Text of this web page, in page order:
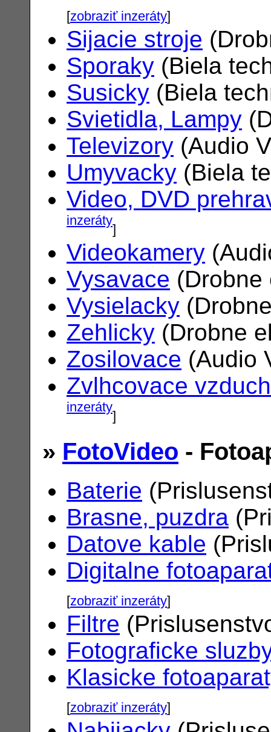
[zobraziť inzeráty]
Sijacie stroje
Sporaky (Biela
Susicky (Biela
Svietidla, Lampy
Televizory (Audio
Umyvacky (Biela
Video, DVD
inzeráty]
Videokamery
Vysavace
Vysielacky
Zehlicky (Drobne
Zosilovace (Audio
Zvlhcovace
inzeráty]
» FotoVideo -
Baterie
Brasne, puzdra
Datove kable
Digitalne
[zobraziť inzeráty]
Filtre
Fotograficke
Klasicke
[zobraziť inzeráty]